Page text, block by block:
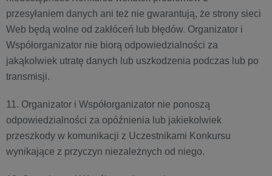
przesyłaniem danych ani też nie gwarantują, że strony sieci
Web będą wolne od zakłóceń lub błędów. Organizator i
Współorganizator nie biorą odpowiedzialności za
jakąkolwiek utratę danych lub uszkodzenia podczas lub po
transmisji.
11. Organizator i Współorganizator nie ponoszą
odpowiedzialności za opóźnienia lub jakiekolwiek
przeszkody w komunikacji z Uczestnikami Konkursu
wynikające z przyczyn niezależnych od niego.